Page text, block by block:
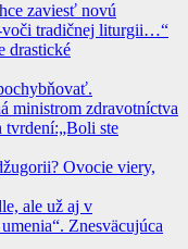
zaviesť novú
voči tradičnej liturgii…“
drastické
ministrom zdravotníctva
tvrdení:„Boli ste
Ovocie viery,
ale už aj v
Znesväcujúca